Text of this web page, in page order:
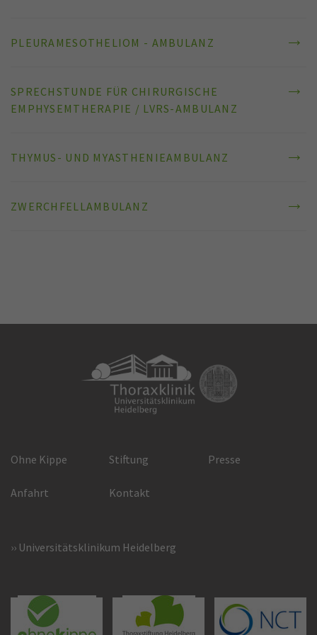
PLEURAMESOTHELIOM - AMBULANZ
SPRECHSTUNDE FÜR CHIRURGISCHE
EMPHYSEMTHERAPIE / LVRS-AMBULANZ
THYMUS- UND MYASTHENIEAMBULANZ
ZWERCHFELLAMBULANZ
Ohne Kippe Stiftung Presse
Anfahrt Kontakt
Universitätsklinikum Heidelberg